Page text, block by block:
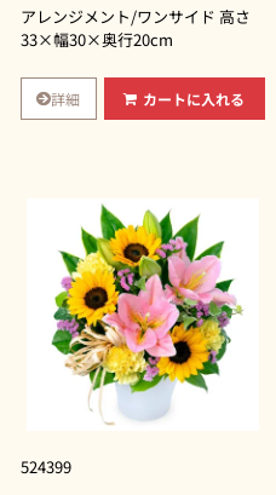
アレンジメント/ワンサイド 高さ
33×幅30×奥行20cm
詳細 カートに入れる
524399